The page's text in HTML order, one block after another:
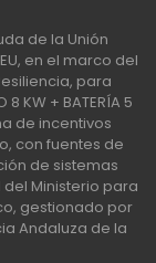
de la Unión
en el marco del
para
8 KW + BATERÍA 5
de incentivos
con fuentes de
de sistemas
Ministerio para
gestionado por
Andaluza de la